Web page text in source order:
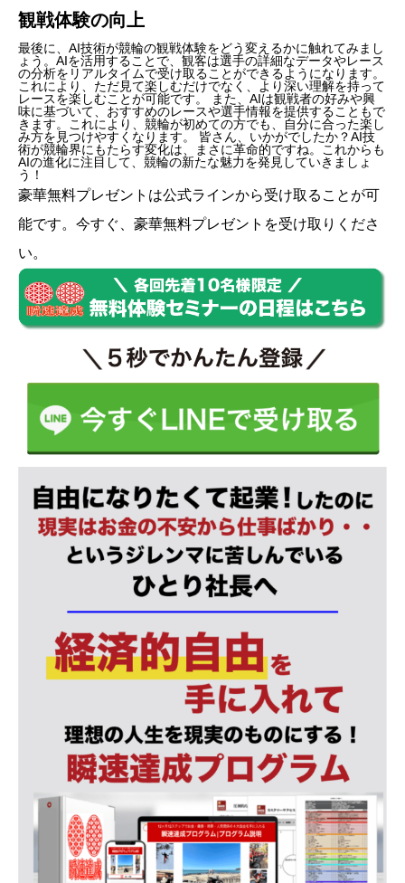
観戦体験の向上
最後に、AI技術が競輪の観戦体験をどう変えるかに触れてみまし
ょう。AIを活用することで、観客は選手の詳細なデータやレース
の分析をリアルタイムで受け取ることができるようになります。
これにより、ただ見て楽しむだけでなく、より深い理解を持って
レースを楽しむことが可能です。 また、AIは観戦者の好みや興
味に基づいて、おすすめのレースや選手情報を提供することもで
きます。これにより、競輪が初めての方でも、自分に合った楽し
み方を見つけやすくなります。 皆さん、いかがでしたか？AI技
術が競輪界にもたらす変化は、まさに革命的ですね。これからも
AIの進化に注目して、競輪の新たな魅力を発見していきましょ
う！
豪華無料プレゼントは公式ラインから受け取ることが可
能です。今すぐ、豪華無料プレゼントを受け取りくださ
い。